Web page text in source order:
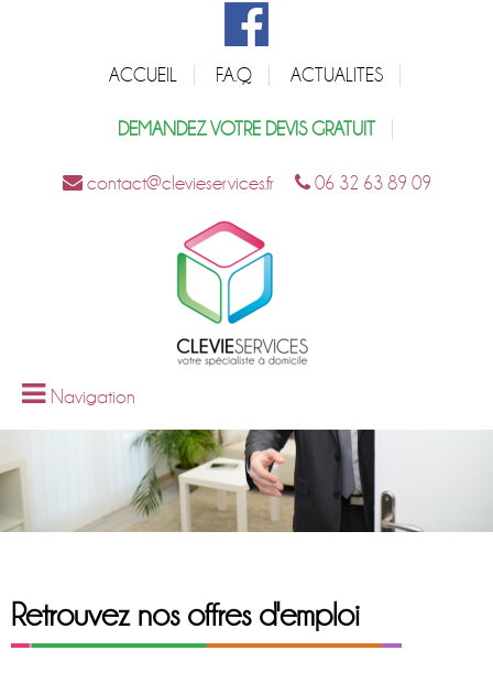
ACCUEIL F.A.Q ACTUALITES
DEMANDEZ VOTRE DEVIS GRATUIT
contact@clevieservices.fr 06 32 63 89 09
Navigation
Retrouvez nos offres d'emploi